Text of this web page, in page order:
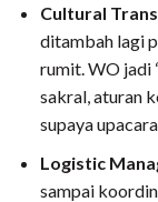
Cultural
ditambah lagi
rumit. WO jadi
sakral, aturan
supaya
Logistic
sampai